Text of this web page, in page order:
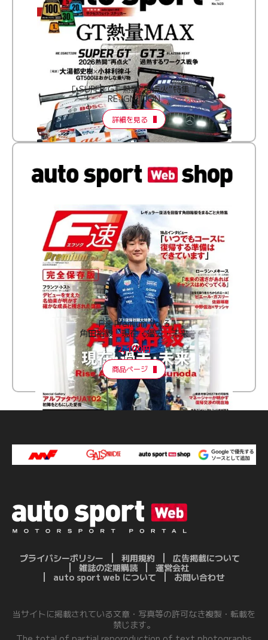
［ SUPER GT 熱闘“再点火”特集 ］
RE:IGNITION
詳細を見る
F速 Premium Vol.3
角田裕毅 現在・過去・未来
2,100円
商品ページ
プライバシーポリシー 利用規約
広告掲載について
雑誌の定期購読
運営会社
auto sport web について
お問い合わせ
当サイトに掲載されている文章・写真等の許可なき複製・転載を
禁じます。